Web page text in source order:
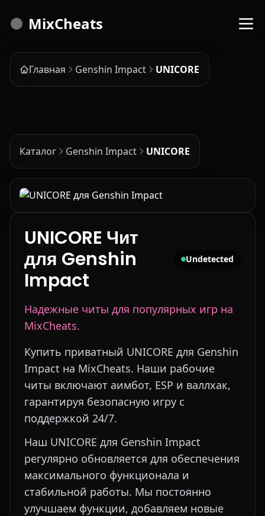
MixCheats
Главная Genshin Impact UNICORE
Каталог Genshin Impact UNICORE
UNICORE Чит
для Genshin
Impact
Undetected
Надежные читы для популярных игр на
MixCheats.
Купить приватный UNICORE для Genshin
Impact на MixCheats. Наши рабочие
читы включают аимбот, ESP и валлхак,
гарантируя безопасную игру с
поддержкой 24/7.
Наш UNICORE для Genshin Impact
регулярно обновляется для обеспечения
максимального функционала и
стабильной работы. Мы постоянно
улучшаем функции, добавляем новые